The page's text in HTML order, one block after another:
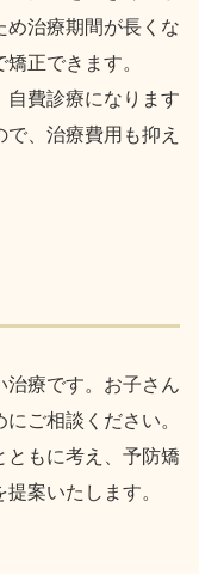
め治療期間が長くな
正できます。
自費診療になります
、治療費用も抑え
療です。お子さん
ご相談ください。
ともに考え、予防矯
案いたします。